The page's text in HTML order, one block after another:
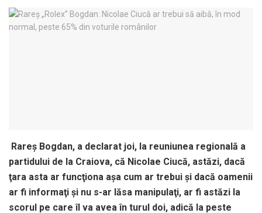
Rareş Bogdan, a declarat joi, la reuniunea regională a
partidului de la Craiova, că Nicolae Ciucă, astăzi, dacă
ţara asta ar funcţiona aşa cum ar trebui şi dacă oamenii
ar fi informaţi şi nu s-ar lăsa manipulaţi, ar fi astăzi la
scorul pe care îl va avea în turul doi, adică la peste